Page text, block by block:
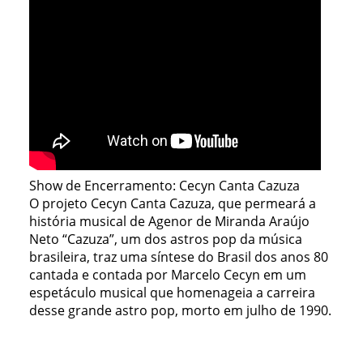
Show de Encerramento: Cecyn Canta Cazuza
O projeto Cecyn Canta Cazuza, que permeará a
história musical de Agenor de Miranda Araújo
Neto “Cazuza”, um dos astros pop da música
brasileira, traz uma síntese do Brasil dos anos 80
cantada e contada por Marcelo Cecyn em um
espetáculo musical que homenageia a carreira
desse grande astro pop, morto em julho de 1990.